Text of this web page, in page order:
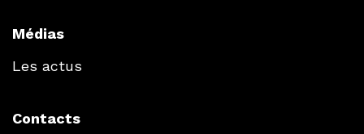
Médias
Les actus
Contacts